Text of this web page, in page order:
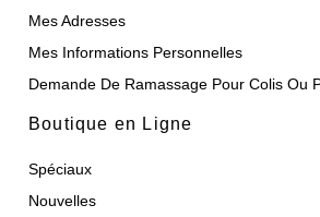
Mes Adresses
Mes Informations Personnelles
Demande De Ramassage Pour Colis Ou
Boutique en Ligne
Spéciaux
Nouvelles